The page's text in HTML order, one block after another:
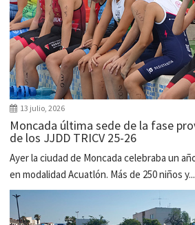
13 julio, 2026
Moncada última sede de la fase
de los JJDD TRICV 25-26
Ayer la ciudad de Moncada celebraba un
en modalidad Acuatlón. Más de 250 niños y...